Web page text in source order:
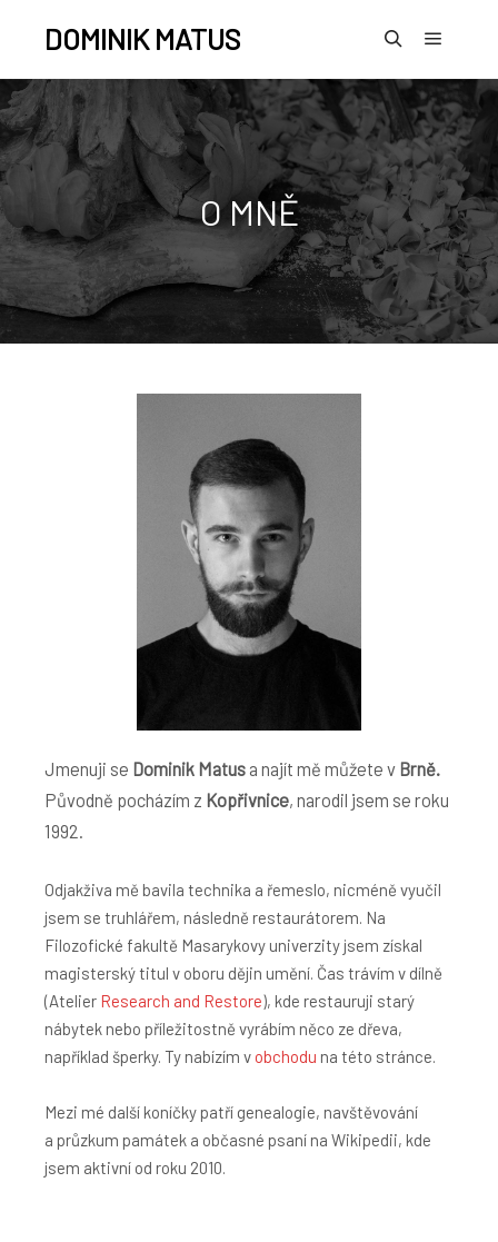
DOMINIK MATUS
O MNĚ
Jmenuji se Dominik Matus a najít mě můžete v Brně.
Původně pocházím z Kopřivnice, narodil jsem se roku
1992.
Odjakživa mě bavila technika a řemeslo, nicméně vyučil
jsem se truhlářem, následně restaurátorem. Na
Filozofické fakultě Masarykovy univerzity jsem získal
magisterský titul v oboru dějin umění. Čas trávím v dílně
(Atelier Research and Restore), kde restauruji starý
nábytek nebo příležitostně vyrábím něco ze dřeva,
například šperky. Ty nabízím v obchodu na této stránce.
Mezi mé další koníčky patří genealogie, navštěvování
a průzkum památek a občasné psaní na Wikipedii, kde
jsem aktivní od roku 2010.